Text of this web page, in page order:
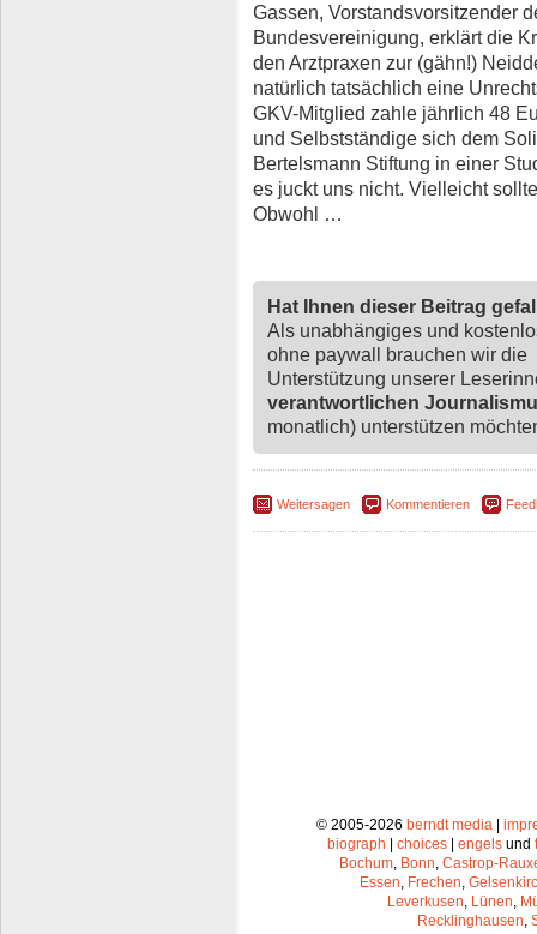
Gassen, Vorstandsvorsitzender
Bundesvereinigung, erklärt die
den Arztpraxen zur (gähn!)
natürlich tatsächlich eine
GKV-Mitglied zahle jährlich 48
und Selbstständige sich dem
Bertelsmann Stiftung in einer
es juckt uns nicht. Vielleicht
Obwohl …
Hat Ihnen dieser Beitrag
Als unabhängiges und
ohne paywall brauchen wir die
Unterstützung unserer
verantwortlichen
monatlich) unterstützen
Weitersagen Kommentieren
© 2005-2026 berndt media|
biograph
choices engels und
Bochum, Bonn, Castrop-
Essen, Frechen,
Leverkusen, Lünen,
Recklinghausen,